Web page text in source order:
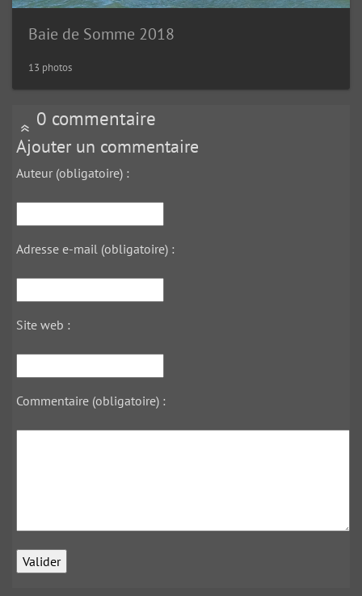
Baie de Somme 2018
13 photos
0 commentaire
Ajouter un commentaire
Auteur (obligatoire) :
Adresse e-mail (obligatoire) :
Site web :
Commentaire (obligatoire) :